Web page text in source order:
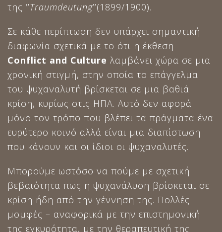
της ‘’Traumdeutung’’(1899/1900).
Σε κάθε περίπτωση δεν υπάρχει σημαντική
διαφωνία σχετικά με το ότι η έκθεση
Conflict and Culture λαμβάνει χώρα σε μια
χρονική στιγμή, στην οποία το επάγγελμα
του ψυχαναλυτή βρίσκεται σε μια βαθιά
κρίση, κυρίως στις ΗΠΑ. Αυτό δεν αφορά
μόνο τον τρόπο που βλέπει τα πράγματα ένα
ευρύτερο κοινό αλλά είναι μια διαπίστωση
που κάνουν και οι ίδιοι οι ψυχαναλυτές.
Μπορούμε ωστόσο να πούμε με σχετική
βεβαιότητα πως η ψυχανάλυση βρίσκεται σε
κρίση ήδη από την γέννηση της. Πολλές
μομφές – αναφορικά με την επιστημονική
της εγκυρότητα, με την θεραπευτική της